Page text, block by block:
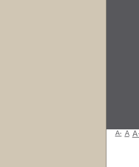
A- A